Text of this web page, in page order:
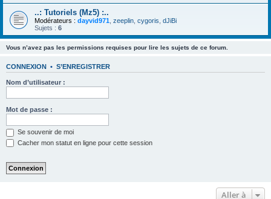
..: Tutoriels (Mz5) :..
Modérateurs : dayvid971 zeeplin cygoris dJiBi
Sujets : 6
Vous n’avez pas les permissions requises pour lire les sujets de ce forum.
CONNEXION • S’ENREGISTRER
Nom d’utilisateur :
Mot de passe :
Se souvenir de moi
Cacher mon statut en ligne pour cette session
Aller à